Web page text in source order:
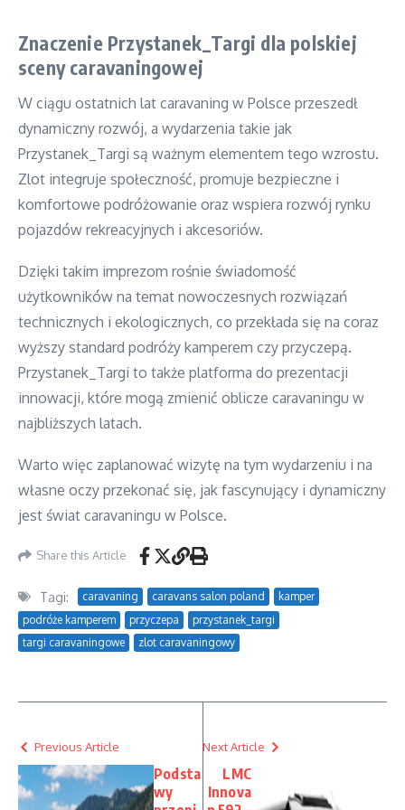
Znaczenie Przystanek_Targi dla polskiej
sceny caravaningowej
W ciągu ostatnich lat caravaning w Polsce przeszedł
dynamiczny rozwój, a wydarzenia takie jak
Przystanek_Targi są ważnym elementem tego wzrostu.
Zlot integruje społeczność, promuje bezpieczne i
komfortowe podróżowanie oraz wspiera rozwój rynku
pojazdów rekreacyjnych i akcesoriów.
Dzięki takim imprezom rośnie świadomość
użytkowników na temat nowoczesnych rozwiązań
technicznych i ekologicznych, co przekłada się na coraz
wyższy standard podróży kamperem czy przyczepą.
Przystanek_Targi to także platforma do prezentacji
innowacji, które mogą zmienić oblicze caravaningu w
najbliższych latach.
Warto więc zaplanować wizytę na tym wydarzeniu i na
własne oczy przekonać się, jak fascynujący i dynamiczny
jest świat caravaningu w Polsce.
Share this Article
Tagi: caravaning caravans salon poland
kamper
podróże kamperem
przyczepa
przystanek_targi
targi caravaningowe
zlot caravaningowy
Previous Article
Podsta
wy
Next Article
LMC
Innova